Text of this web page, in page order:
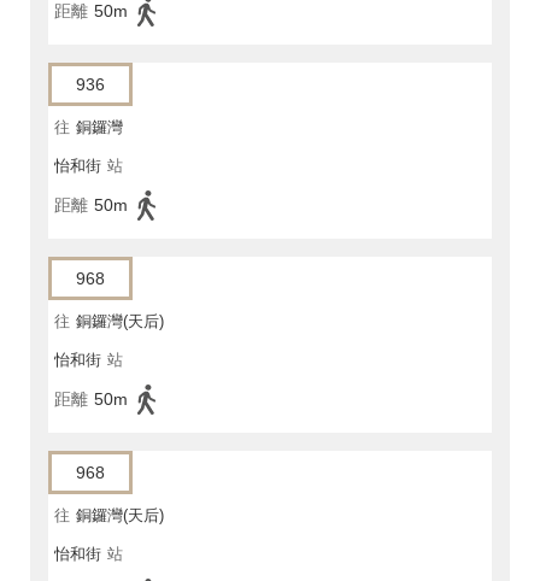
距離 50m
936
往 銅鑼灣
怡和街 站
距離 50m
968
往 銅鑼灣(天后)
怡和街 站
距離 50m
968
往 銅鑼灣(天后)
怡和街 站